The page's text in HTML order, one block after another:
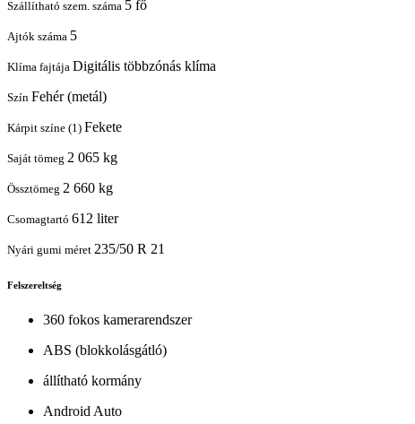
Szállítható szem. száma 5 fő
Ajtók száma 5
Klíma fajtája Digitális többzónás klíma
Szín Fehér (metál)
Kárpit színe (1) Fekete
Saját tömeg 2 065 kg
Össztömeg 2 660 kg
Csomagtartó 612 liter
Nyári gumi méret 235/50 R 21
Felszereltség
360 fokos kamerarendszer
ABS (blokkolásgátló)
állítható kormány
Android Auto